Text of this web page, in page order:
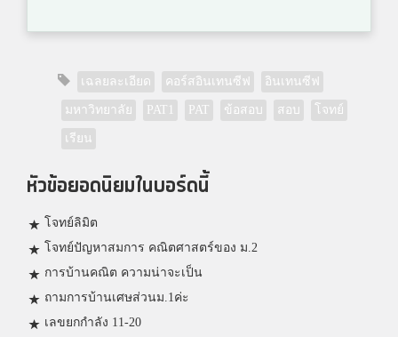
เฉลยละเอียด คอร์สอินเทนซีฟ อินเทนซีฟ
มหาวิทยาลัย PAT1 PAT ข้อสอบ สอบ โจทย์
เรียน
หัวข้อยอดนิยมในบอร์ดนี้
โจทย์ลิมิต
โจทย์ปัญหาสมการ คณิตศาสตร์ของ ม.2
การบ้านคณิต ความน่าจะเป็น
ถามการบ้านเศษส่วนม.1ค่ะ
เลขยกกำลัง 11-20